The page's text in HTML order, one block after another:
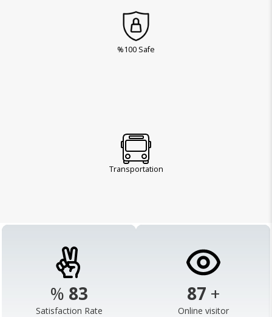
%100 Safe
Transportation
% 98
Satisfaction Rate
103 +
Online visitor